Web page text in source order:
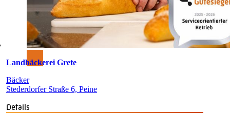
Landbäckerei Grete
Bäcker
Stederdorfer Straße 6, Peine
Details